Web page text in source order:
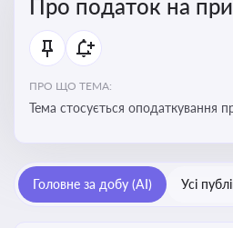
Про податок на
ПРО ЩО ТЕМА:
Тема стосується оподаткування
звітність для бізнесу, бухгалтерів і
Головне за добу (AI) Усі